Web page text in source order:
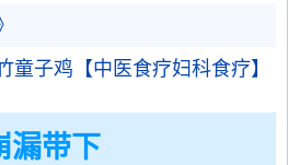
童子鸡【中医食疗妇科食疗】
漏带下